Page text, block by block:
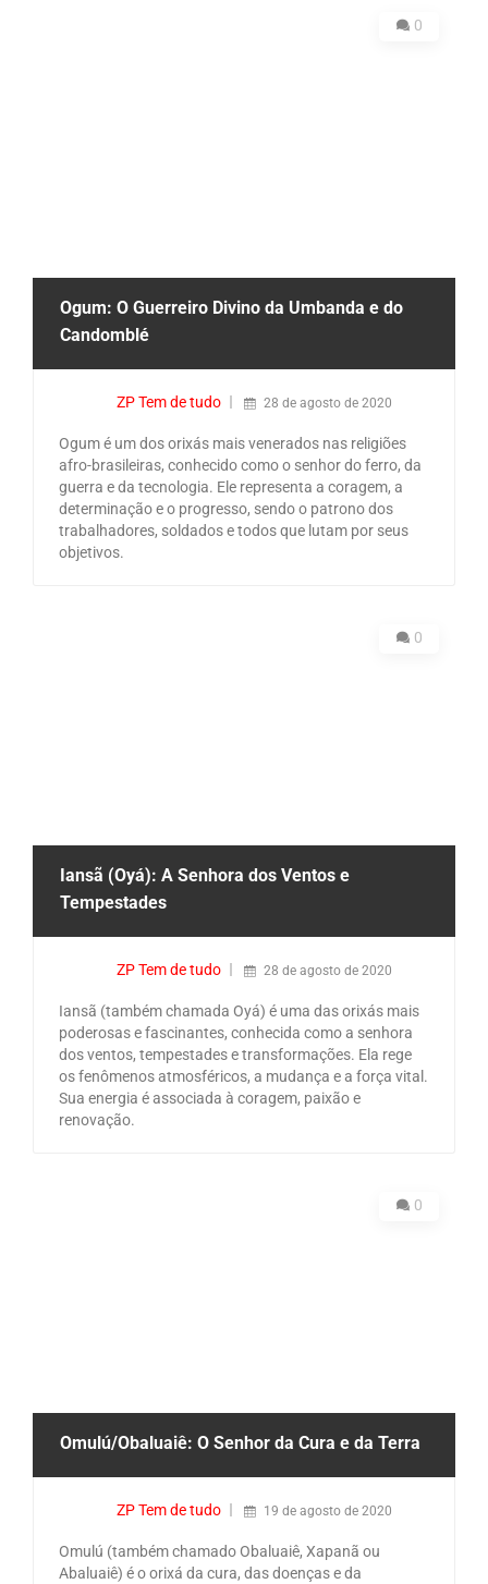
0
Ogum: O Guerreiro Divino da Umbanda e do
Candomblé
ZP Tem de tudo 28 de agosto de 2020
Ogum é um dos orixás mais venerados nas religiões
afro-brasileiras, conhecido como o senhor do ferro, da
guerra e da tecnologia. Ele representa a coragem, a
determinação e o progresso, sendo o patrono dos
trabalhadores, soldados e todos que lutam por seus
objetivos.
0
Iansã (Oyá): A Senhora dos Ventos e
Tempestades
ZP Tem de tudo 28 de agosto de 2020
Iansã (também chamada Oyá) é uma das orixás mais
poderosas e fascinantes, conhecida como a senhora
dos ventos, tempestades e transformações. Ela rege
os fenômenos atmosféricos, a mudança e a força vital.
Sua energia é associada à coragem, paixão e
renovação.
0
Omulú/Obaluaiê: O Senhor da Cura e da Terra
ZP Tem de tudo 19 de agosto de 2020
Omulú (também chamado Obaluaiê, Xapanã ou
Abaluaiê) é o orixá da cura, das doenças e da